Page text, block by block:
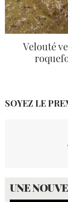
Velouté
SOYEZ LE
UNE